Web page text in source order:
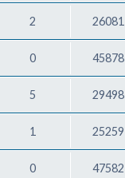
2 26081
0 45878
5 29498
1 25259
0 47582